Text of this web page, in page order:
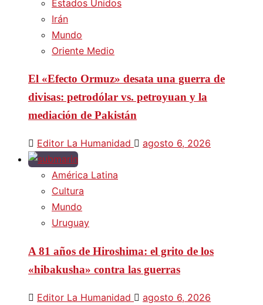
Estados Unidos
Irán
Mundo
Oriente Medio
El «Efecto Ormuz» desata una guerra de
divisas: petrodólar vs. petroyuan y la
mediación de Pakistán
Editor La Humanidad agosto 6, 2026
América Latina
Cultura
Mundo
Uruguay
A 81 años de Hiroshima: el grito de los
«hibakusha» contra las guerras
Editor La Humanidad agosto 6, 2026